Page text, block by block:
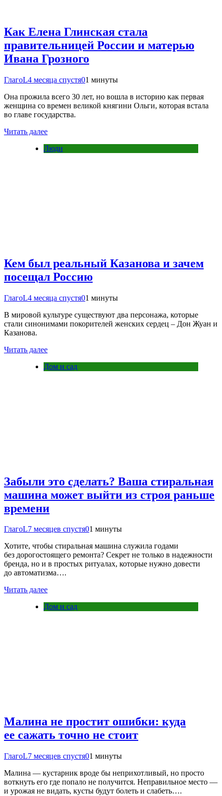
Как Елена Глинская стала
правительницей России и матерью
Ивана Грозного
ГлагоL4 месяца спустя01 минуты
Она прожила всего 30 лет, но вошла в историю как первая
женщина со времен великой княгини Ольги, которая встала
во главе государства.
Читать далее
Люди
Кем был реальный Казанова и зачем
посещал Россию
ГлагоL4 месяца спустя01 минуты
В мировой культуре существуют два персонажа, которые
стали синонимами покорителей женских сердец – Дон Жуан и
Казанова.
Читать далее
Дом и сад
Забыли это сделать? Ваша стиральная
машина может выйти из строя раньше
времени
ГлагоL7 месяцев спустя01 минуты
Хотите, чтобы стиральная машина служила годами
без дорогостоящего ремонта? Секрет не только в надежности
бренда, но и в простых ритуалах, которые нужно довести
до автоматизма….
Читать далее
Дом и сад
Малина не простит ошибки: куда
ее сажать точно не стоит
ГлагоL7 месяцев спустя01 минуты
Малина — кустарник вроде бы неприхотливый, но просто
воткнуть его где попало не получится. Неправильное место —
и урожая не видать, кусты будут болеть и слабеть….